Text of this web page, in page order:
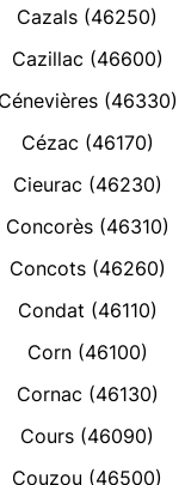
Cazals (46250)
Cazillac (46600)
Cénevières (46330)
Cézac (46170)
Cieurac (46230)
Concorès (46310)
Concots (46260)
Condat (46110)
Corn (46100)
Cornac (46130)
Cours (46090)
Couzou (46500)